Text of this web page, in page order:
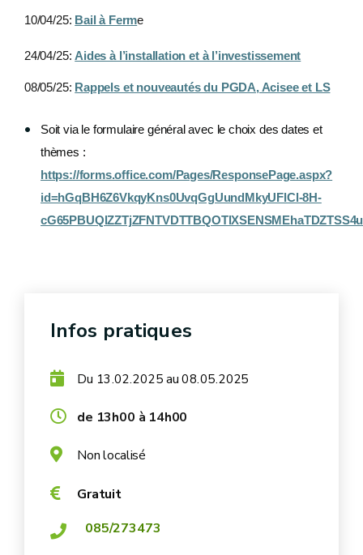
10/04/25: Bail à Ferme
24/04/25: Aides à l’installation et à l’investissement
08/05/25: Rappels et nouveautés du PGDA, Acisee et LS
Soit via le formulaire général avec le choix des dates et
thèmes :
https://forms.office.com/Pages/ResponsePage.aspx?
id=hGqBH6Z6VkqyKns0UvqGgUundMkyUFlCl-8H-
cG65PBUQlZZTjZFNTVDTTBQOTlXSENSMEhaTDZTSS4u
Infos pratiques
Du 13.02.2025 au08.05.2025
de 13h00 à 14h00
Non localisé
Gratuit
085/273473